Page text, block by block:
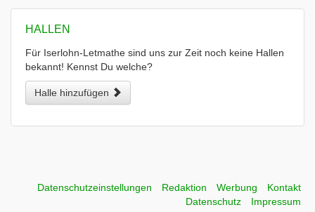
HALLEN
Für Iserlohn-Letmathe sind uns zur Zeit noch keine Hallen
bekannt! Kennst Du welche?
Halle hinzufügen
Datenschutzeinstellungen Redaktion Werbung
Kontakt
Datenschutz
Impressum